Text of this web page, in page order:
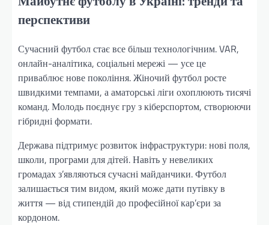
перспективи
Сучасний футбол стає все більш технологічним. VAR,
онлайн-аналітика, соціальні мережі — усе це
приваблює нове покоління. Жіночий футбол росте
швидкими темпами, а аматорські ліги охоплюють тисячі
команд. Молодь поєднує гру з кіберспортом, створюючи
гібридні формати.
Держава підтримує розвиток інфраструктури: нові поля,
школи, програми для дітей. Навіть у невеликих
громадах з’являються сучасні майданчики. Футбол
залишається тим видом, який може дати путівку в
життя — від стипендій до професійної кар’єри за
кордоном.